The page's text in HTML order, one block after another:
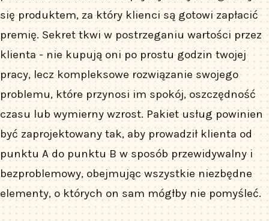
się produktem, za który klienci są gotowi zapłacić
premię. Sekret tkwi w postrzeganiu wartości przez
klienta - nie kupują oni po prostu godzin twojej
pracy, lecz kompleksowe rozwiązanie swojego
problemu, które przynosi im spokój, oszczędność
czasu lub wymierny wzrost. Pakiet usług powinien
być zaprojektowany tak, aby prowadził klienta od
punktu A do punktu B w sposób przewidywalny i
bezproblemowy, obejmując wszystkie niezbędne
elementy, o których on sam mógłby nie pomyśleć.